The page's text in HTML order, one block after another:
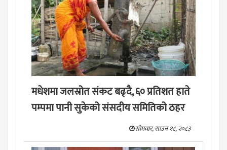
मधेशमा जलस्रोत संकट बढ्दै, ६० प्रतिशत हाते
पम्पमा पानी सुकेको संसदीय समितिको ठहर
सोमवार, साउन १८, २०८३